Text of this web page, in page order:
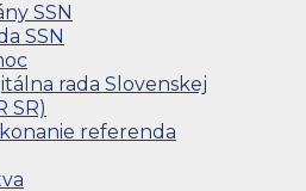
SSN
SSN
rada Slovenskej
SR)
referenda